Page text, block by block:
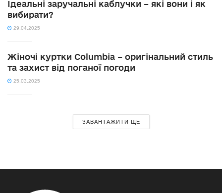
Ідеальні заручальні каблучки – які вони і як
вибирати?
29.04.2025
Жіночі куртки Columbia – оригінальний стиль
та захист від поганої погоди
25.03.2025
ЗАВАНТАЖИТИ ЩЕ